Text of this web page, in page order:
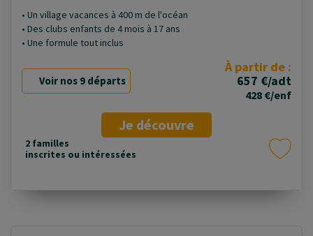
• Un village vacances à 400 m de l'océan
• Des clubs enfants de 4 mois à 17 ans
• Une formule tout inclus
Voir nos 9 départs
À partir de :
657 €/adt
428 €/enf
Je découvre
2 familles
inscrites ou intéressées